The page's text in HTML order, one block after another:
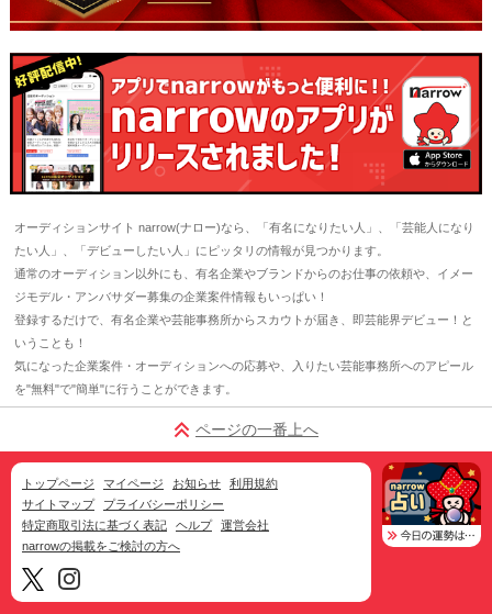
オーディションサイト narrow(ナロー)なら、「有名になりたい人」、「芸能人になり
たい人」、「デビューしたい人」にピッタリの情報が見つかります。
通常のオーディション以外にも、有名企業やブランドからのお仕事の依頼や、イメー
ジモデル・アンバサダー募集の企業案件情報もいっぱい！
登録するだけで、有名企業や芸能事務所からスカウトが届き、即芸能界デビュー！と
いうことも！
気になった企業案件・オーディションへの応募や、入りたい芸能事務所へのアピール
を"無料"で"簡単"に行うことができます。
ページの一番上へ
トップページ マイページ お知らせ
利用規約
サイトマップ
プライバシーポリシー
特定商取引法に基づく表記
ヘルプ
運営会社
narrowの掲載をご検討の方へ